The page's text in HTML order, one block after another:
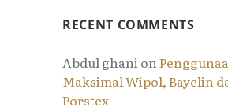
RECENT COMMENTS
Abdul ghanion
Maksimal Wipol, Bayclin
Porstex